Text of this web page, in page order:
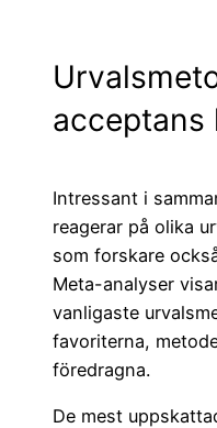
acceptans
Intressant i
reagerar på olika
som forskare
Meta-analyser
vanligaste
favoriterna,
föredragna.
De mest